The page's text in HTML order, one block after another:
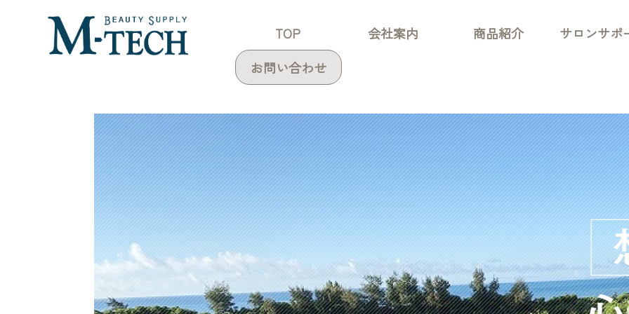
TOP 会社案内 商品紹介
サロンサポ
お問い合わせ